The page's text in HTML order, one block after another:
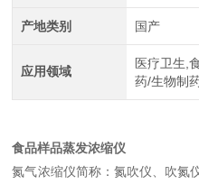
产地类别 国产
应用领域
医疗卫生,
药/生物制
食品样品蒸发浓缩仪
氮气浓缩仪简称：氮吹仪、吹氮